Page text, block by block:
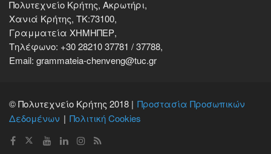
Πολυτεχνείο Κρήτης, Ακρωτήρι,
Χανιά Κρήτης, ΤΚ:73100,
Γραμματεία ΧΗΜΗΠΕΡ,
Τηλέφωνο: +30 28210 37781 / 37788,
Email: grammateia-chenveng@tuc.gr
© Πολυτεχνείο Κρήτης 2018 | Προστασία Προσωπικών
Δεδομένων
Πολιτική Cookies